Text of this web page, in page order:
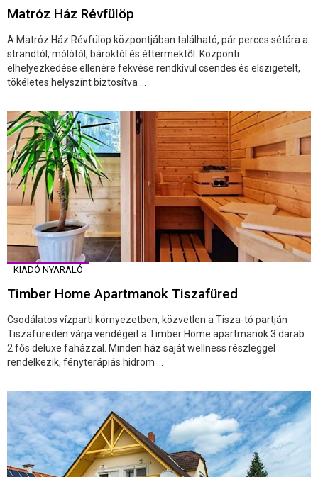
Matróz Ház Révfülöp
A Matróz Ház Révfülöp központjában található, pár perces sétára a
strandtól, mólótól, bároktól és éttermektől. Központi
elhelyezkedése ellenére fekvése rendkívül csendes és elszigetelt,
tökéletes helyszínt biztosítva ...
KIADÓ NYARALÓ
Timber Home Apartmanok Tiszafüred
Csodálatos vízparti környezetben, közvetlen a Tisza-tó partján
Tiszafüreden várja vendégeit a Timber Home apartmanok 3 darab
2 fős deluxe faházzal. Minden ház saját wellness részleggel
rendelkezik, fényterápiás hidrom ...